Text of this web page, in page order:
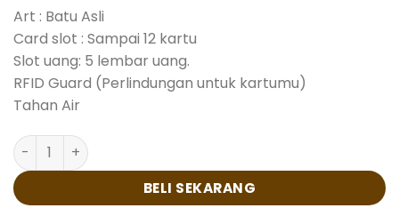
Art : Batu Asli
Card slot : Sampai 12 kartu
Slot uang: 5 lembar uang.
RFID Guard (Perlindungan untuk kartumu)
Tahan Air
Kuantitas Balease
BELI SEKARANG